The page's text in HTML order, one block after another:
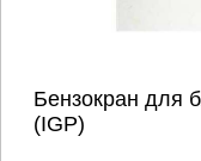
Бензокран для
(IGP)